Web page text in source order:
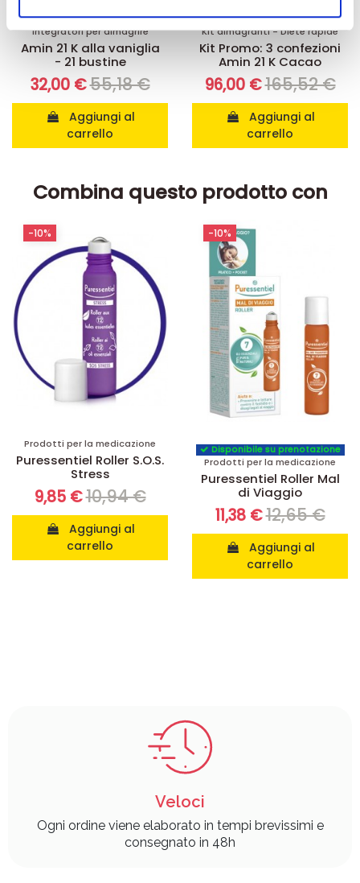
nostri partner che si occupano di analisi dei dati web,
pubblicità e social media, i quali potrebbero combinarle
con altre informazioni che ha fornito loro o che hanno
raccolto dal suo utilizzo dei loro servizi.
Integratori per dimagrire
Amin 21 K alla vaniglia
- 21 bustine
32,00 €55,18 €
carrello
Kit dimagranti - Diete rapide
Kit Promo: 3 confezioni
Amin 21 K Cacao
96,00 €165,52 €
carrello
Combina questo prodotto con
Prodotti per la medicazione
Puressentiel Roller S.O.S.
Stress
9,85 €10,94 €
carrello
-10%
Disponibile su prenotazione
Prodotti per la medicazione
Puressentiel Roller Mal
di Viaggio
11,38 €12,65 €
carrello
-10%
Veloci
Ogni ordine viene elaborato in tempi brevissimi e
consegnato in 48h